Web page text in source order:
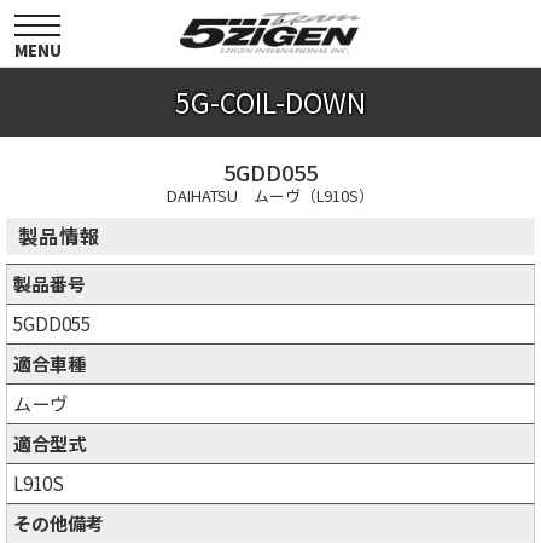
toggle
navigation
MENU
5G-COIL-DOWN
5GDD055
DAIHATSU ムーヴ（L910S）
製品情報
製品番号
5GDD055
適合車種
ムーヴ
適合型式
L910S
その他備考